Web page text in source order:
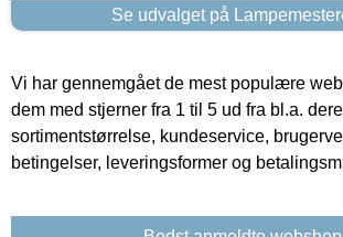
Se udvalget på
Vi har gennemgået de mest populære
dem med stjerner fra 1 til 5 ud fra bl.a.
sortimentstørrelse, kundeservice,
betingelser, leveringsformer og